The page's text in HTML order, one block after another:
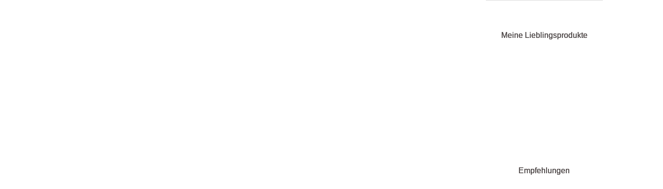
Meine Lieblingsprodukte
Empfehlungen